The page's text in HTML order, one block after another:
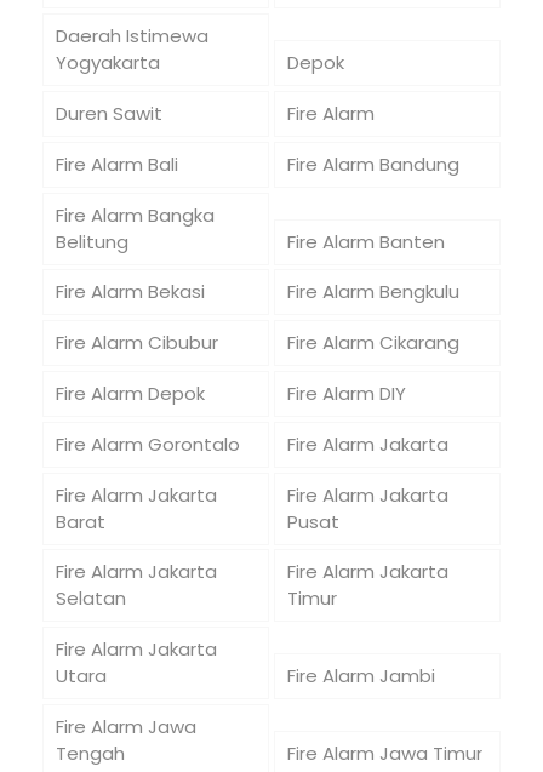
Daerah Istimewa
Yogyakarta
Depok
Duren Sawit
Fire Alarm
Fire Alarm Bali
Fire Alarm Bandung
Fire Alarm Bangka
Belitung
Fire Alarm Banten
Fire Alarm Bekasi
Fire Alarm Bengkulu
Fire Alarm Cibubur
Fire Alarm Cikarang
Fire Alarm Depok
Fire Alarm DIY
Fire Alarm Gorontalo
Fire Alarm Jakarta
Fire Alarm Jakarta
Barat
Fire Alarm Jakarta
Pusat
Fire Alarm Jakarta
Selatan
Fire Alarm Jakarta
Timur
Fire Alarm Jakarta
Utara
Fire Alarm Jambi
Fire Alarm Jawa
Tengah
Fire Alarm Jawa Timur